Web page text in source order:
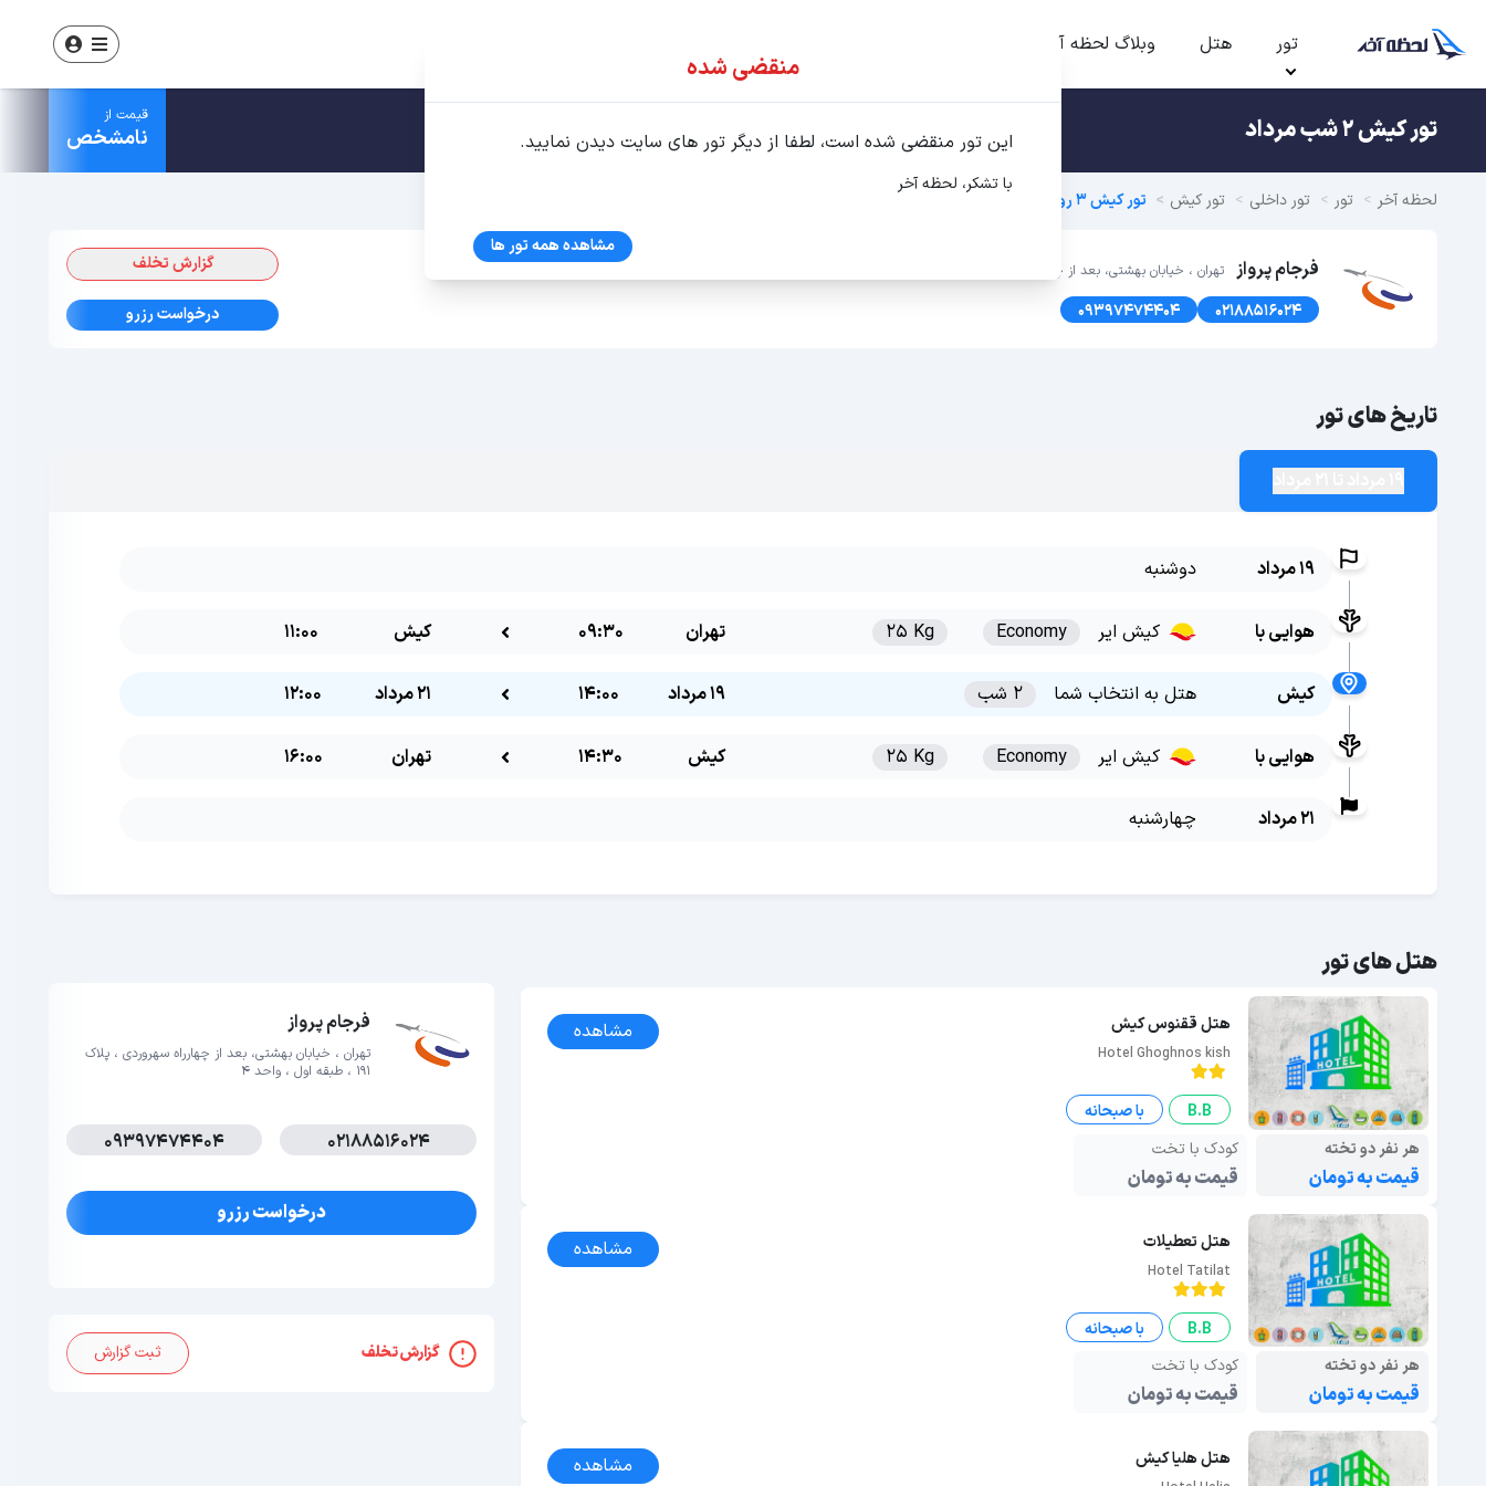
تور هتل وبلاگ لحظه آخر
تور کیش 2 شب مرداد قیمت از
نامشخص
لحظه آخر تور تور داخلی تور کیش تور کیش 3 روزه لحظه آخری
فرجام پرواز تهران ، خیابان بهشتی، بعد از چهارراه سهروردی ، پلاک 191 ، طبقه اول ، واحد 4
02188516024
09397474404
گزارش تخلف
درخواست رزرو
تاریخ های تور
19 مرداد دوشنبه
هوایی با کیش ایر Economy
25 Kg تهران 09:30 کیش 11:00
کیش هتل به انتخاب شما 2 شب 19 مرداد 14:00 21 مرداد 12:00
هوایی با کیش ایر Economy
25 Kg کیش 14:30 تهران 16:00
21 مرداد چهارشنبه
هتل های تور
هتل ققنوس کیش
Hotel Ghoghnos kish
مشاهده
B.B
با صبحانه
هر نفر دو تخته
قیمت به تومان
کودک با تخت
قیمت به تومان
هتل تعطیلات
Hotel Tatilat
مشاهده
B.B
با صبحانه
هر نفر دو تخته
قیمت به تومان
کودک با تخت
قیمت به تومان
هتل هلیا کیش مشاهده
فرجام پرواز
تهران ، خیابان بهشتی، بعد از چهارراه سهروردی ، پلاک
191 ، طبقه اول ، واحد 4
02188516024
09397474404
درخواست رزرو
گزارش تخلف ثبت گزارش
منقضی شده
این تور منقضی شده است، لطفا از دیگر تور های سایت دیدن نمایید.
با تشکر، لحظه آخر
مشاهده همه تور ها